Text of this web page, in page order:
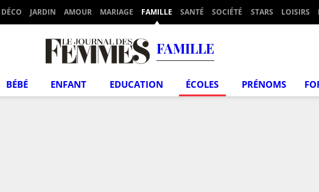
DÉCO JARDIN AMOUR MARIAGE FAMILLE SANTÉ SOCIÉTÉ STARS LOISIRS
FAMILLE
BÉBÉ ENFANT EDUCATION ÉCOLES PRÉNOMS